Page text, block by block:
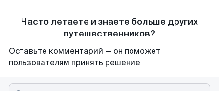
Часто летаете и знаете больше других
путешественников?
Оставьте комментарий — он поможет
пользователям принять решение